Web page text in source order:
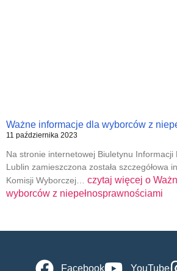
Ważne informacje dla wyborców z
11 października 2023
Na stronie internetowej Biuletynu Informacji
Lublin zamieszczona została szczegółowa
Komisji Wyborczej… czytaj więcej o
wyborców z niepełnosprawnościami
Facebook YouTube